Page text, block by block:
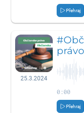
Přehraj
25.3.2024
0:00
Přehraj